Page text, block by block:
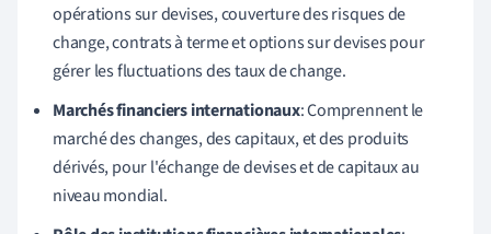
opérations sur devises, couverture des risques de
change, contrats à terme et options sur devises pour
gérer les fluctuations des taux de change.
Marchés financiers internationaux: Comprennent le
marché des changes, des capitaux, et des produits
dérivés, pour l'échange de devises et de capitaux au
niveau mondial.